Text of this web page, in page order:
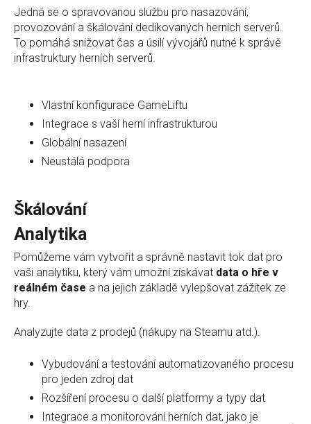
Jedná se o spravovanou službu pro nasazování,
provozování a škálování dedikovaných herních serverů.
To pomáhá snižovat čas a úsilí vývojářů nutné k správě
infrastruktury herních serverů.
Vlastní konfigurace GameLiftu
Integrace s vaší herní infrastrukturou
Globální nasazení
Neustálá podpora
Škálování
Analytika
Pomůžeme vám vytvořit a správně nastavit tok dat pro
vaši analytiku, který vám umožní získávat data o hře v
reálném čase a na jejich základě vylepšovat zážitek ze
hry.
Analyzujte data z prodejů (nákupy na Steamu atd.).
Vybudování a testování automatizovaného procesu
pro jeden zdroj dat
Rozšíření procesu o další platformy a typy dat
Integrace a monitorování herních dat, jako je